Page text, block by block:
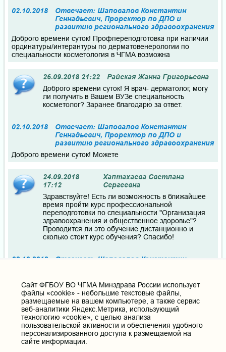
02.10.2018
Отвечает: Шаповалов Константин
Геннадьевич, Проректор по ДПО и
развитию регионального здравоохранения
Доброго времени суток! Профпереподготовка при наличии
ординатуры/интерантуры по дерматовенерологии по
специальности косметология в ЧГМА возможна
26.09.2018 21:22
Райская Жанна Григорьевна
Доброго времени суток! Я врач- дерматолог, могу
ли получить в Вашем ВУЗе специальность
косметолог? Заранее благодарю за ответ.
02.10.2018
Отвечает: Шаповалов Константин
Геннадьевич, Проректор по ДПО и
развитию регионального здравоохранения
Доброго времени суток! Можете
24.09.2018
17:12
Хаптахаева Светлана
Сергеевна
Здравствуйте! Есть ли возможность в ближайшее
время пройти курс профессиональной
переподготовки по специальности "Организация
здравоохранения и общественное здоровье"?
Проводится ли это обучение дистанционно и
сколько стоит курс обучения? Спасибо!
02.10.2018
Отвечает: Шаповалов Константин
Доброго времени суток. Информация о сроках проведеня
циклов, стоимости и форме обучения размещена на
соответствующей вкладке. План циклов на 2019 год
утверждается в декабре.
03.09.2018 15:38
хайрулина Татьяна Павловна
Включить в заявку по УЗИ двух врачей на сентябрь
Cайт ФГБОУ ВО ЧГМА Минздрава России использует
файлы «cookie» - небольшие текстовые файлы,
размещаемые на вашем компьютере, а также сервис
веб-аналитики Яндекс.Метрика, использующий
технологию «cookie», с целью анализа
пользовательской активности и обеспечения удобного
персонализированного доступа к размещаемой на
сайте информации.